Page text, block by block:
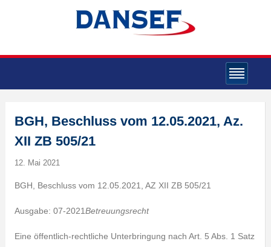
BGH, Beschluss vom 12.05.2021, Az.
XII ZB 505/21
12. Mai 2021
BGH, Beschluss vom 12.05.2021, AZ XII ZB 505/21
Ausgabe: 07-2021Betreuungsrecht
Eine öffentlich-rechtliche Unterbringung nach Art. 5 Abs. 1 Satz